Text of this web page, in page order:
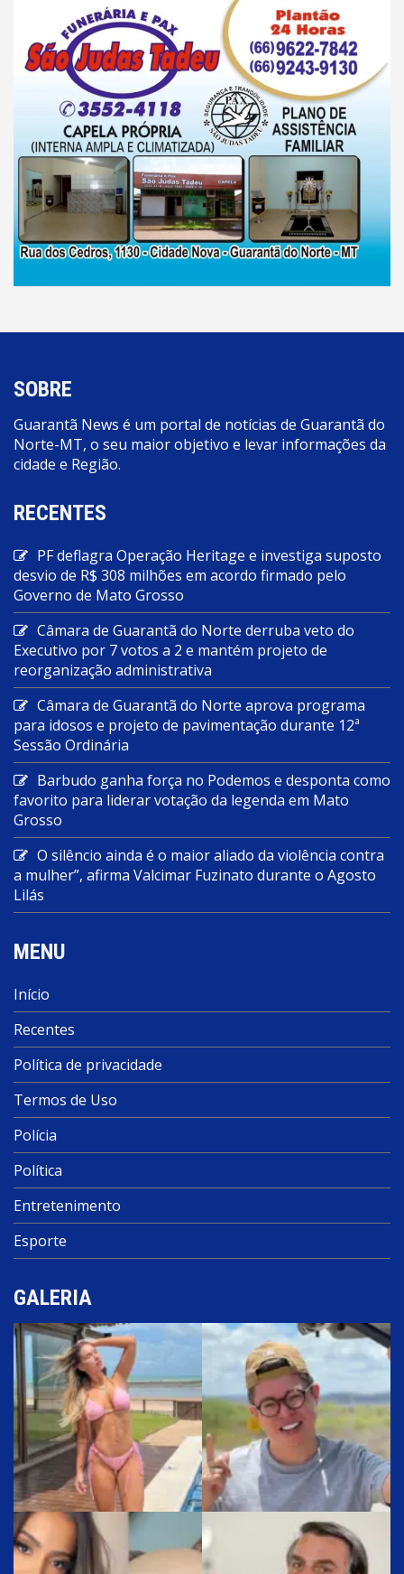
SOBRE
Guarantã News é um portal de notícias de Guarantã do
Norte-MT, o seu maior objetivo e levar informações da
cidade e Região.
RECENTES
PF deflagra Operação Heritage e investiga suposto
desvio de R$ 308 milhões em acordo firmado pelo
Governo de Mato Grosso
Câmara de Guarantã do Norte derruba veto do
Executivo por 7 votos a 2 e mantém projeto de
reorganização administrativa
Câmara de Guarantã do Norte aprova programa
para idosos e projeto de pavimentação durante 12ª
Sessão Ordinária
Barbudo ganha força no Podemos e desponta como
favorito para liderar votação da legenda em Mato
Grosso
O silêncio ainda é o maior aliado da violência contra
a mulher”, afirma Valcimar Fuzinato durante o Agosto
Lilás
MENU
Início
Recentes
Política de privacidade
Termos de Uso
Polícia
Política
Entretenimento
Esporte
GALERIA